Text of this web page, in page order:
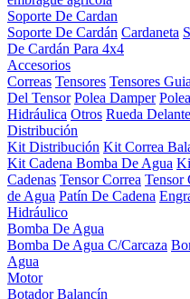
Soporte De Cardan
Soporte De Cardán Cardaneta
De Cardán Para 4x4
Accesorios
Correas Tensores Tensores Guia
Del Tensor Polea Damper
Hidráulica Otros Rueda
Distribución
Kit Distribución Kit Correa
Kit Cadena Bomba De Agua
Cadenas Tensor Correa Tensor
de Agua Patín De Cadena
Hidráulico
Bomba De Agua
Bomba De Agua C/Carcaza
Agua
Motor
Botador Balancín